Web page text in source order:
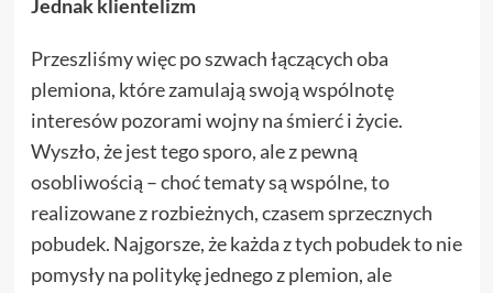
Jednak klientelizm
Przeszliśmy więc po szwach łączących oba
plemiona, które zamulają swoją wspólnotę
interesów pozorami wojny na śmierć i życie.
Wyszło, że jest tego sporo, ale z pewną
osobliwością – choć tematy są wspólne, to
realizowane z rozbieżnych, czasem sprzecznych
pobudek. Najgorsze, że każda z tych pobudek to nie
pomysły na politykę jednego z plemion, ale